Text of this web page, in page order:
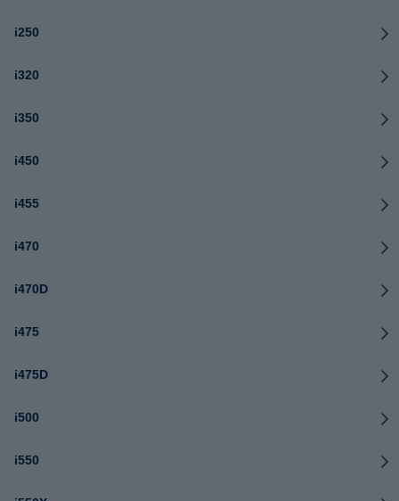
i250
i320
i350
i450
i455
i470
i470D
i475
i475D
i500
i550